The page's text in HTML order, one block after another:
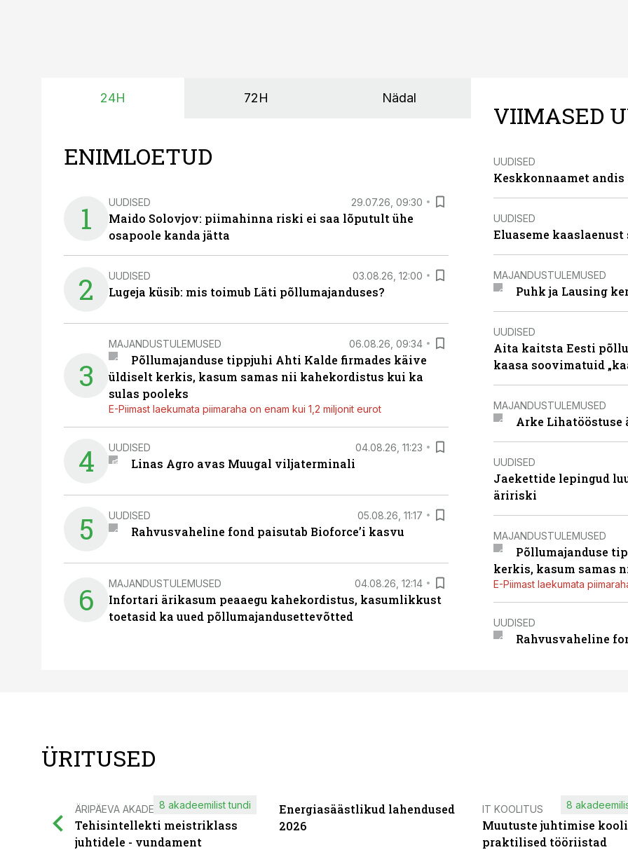
24H 72H Nädal
ENIMLOETUD
1 UUDISED 29.07.26, 09:30
Maido Solovjov: piimahinna riski ei saa lõputult ühe
osapoole kanda jätta
2 UUDISED 03.08.26, 12:00
Lugeja küsib: mis toimub Läti põllumajanduses?
3
MAJANDUSTULEMUSED 06.08.26, 09:34
Põllumajanduse tippjuhi Ahti Kalde firmades käive
üldiselt kerkis, kasum samas nii kahekordistus kui ka
sulas pooleks
E-Piimast laekumata piimaraha on enam kui 1,2 miljonit eurot
4 UUDISED 04.08.26, 11:23
Linas Agro avas Muugal viljaterminali
5 UUDISED 05.08.26, 11:17
Rahvusvaheline fond paisutab Bioforce’i kasvu
6 MAJANDUSTULEMUSED 04.08.26, 12:14
Infortari ärikasum peaaegu kahekordistus, kasumlikkust
toetasid ka uued põllumajandusettevõtted
VIIMASED
UUDISED
Keskkonnaamet
UUDISED
Eluaseme kaaslaenust
MAJANDUSTULEMUSED
Puhk ja Lausing
UUDISED
Aita kaitsta Eesti
kaasa soovimatuid
MAJANDUSTULEMUSED
Arke Lihatööstuse
UUDISED
Jaekettide lepingud
äririski
MAJANDUSTULEMUSED
Põllumajanduse
kerkis, kasum samas
E-Piimast laekumata
UUDISED
Rahvusvaheline
ÜRITUSED
ÄRIPÄEVA AKADEEMIA
Tehisintellekti meistriklass
juhtidele - vundament
8 akadeemilist tundi
Energiasäästlikud lahendused
2026
IT KOOLITUS
Muutuste juhtimise
praktilised tööriistad
8